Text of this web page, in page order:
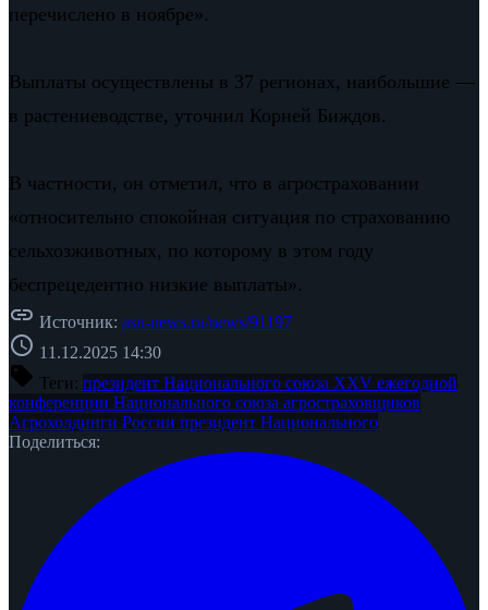
перечислено в ноябре».
Выплаты осуществлены в 37 регионах, наибольшие —
в растениеводстве, уточнил Корней Биждов.
В частности, он отметил, что в агростраховании
«относительно спокойная ситуация по страхованию
сельхозживотных, по которому в этом году
беспрецедентно низкие выплаты».
link Источник: asn-news.ru/news/91197
schedule 11.12.2025 14:30
sell Теги: президент Национального союза XXV ежегодной
конференции Национального союза агростраховщиков
Агрохолдинги России президент Национального
Поделиться: